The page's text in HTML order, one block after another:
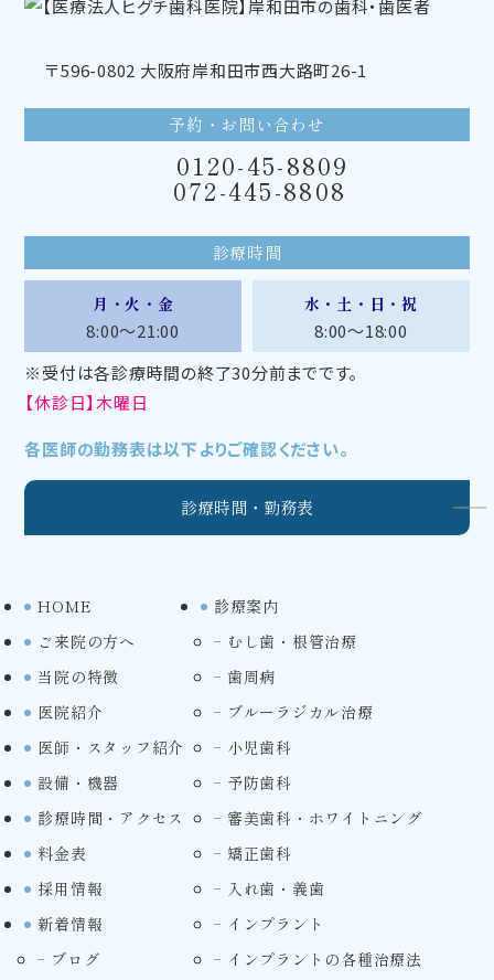
〒596-0802 大阪府岸和田市西大路町26-1
予約・お問い合わせ
0120-45-8809
072-445-8808
診療時間
月・火・金
8:00～21:00
水・土・日・祝
8:00～18:00
※受付は各診療時間の終了30分前までです。
【休診日】木曜日
各医師の勤務表は以下よりご確認ください。
診療時間・勤務表
HOME
ご来院の方へ
当院の特徴
医院紹介
医師・スタッフ紹介
設備・機器
診療時間・アクセス
料金表
採用情報
新着情報
ブログ
診療案内
むし歯・根管治療
歯周病
ブルーラジカル治療
小児歯科
予防歯科
審美歯科・ホワイトニング
矯正歯科
入れ歯・義歯
インプラント
インプラントの各種治療法